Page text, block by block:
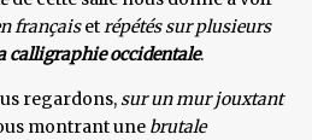
françaisetrépétés sur plusieurs
calligraphie occidentale.
regardons,sur un mur jouxtant
montrant une brutale